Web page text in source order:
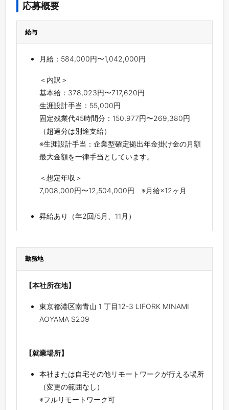
応募概要
給与
月給：584,000円〜1,042,000円
＜内訳＞
基本給：378,023円〜717,620円
生涯設計手当：55,000円
固定残業代45時間分：150,977円〜269,380円
（超過分は別途支給）
※生涯設計手当：企業型確定拠出年金掛け金の月額
最大金額を一律手当としています。
＜想定年収＞
7,008,000円〜12,504,000円 ※月給×12ヶ月
昇給あり（年2回/5月、11月）
勤務地
【本社所在地】
東京都港区南青山 1 丁目12-3 LIFORK MINAMI
AOYAMA S209
【就業場所】
本社または自宅その他リモートワークが行える場所
（変更の範囲なし）
※フルリモートワーク可